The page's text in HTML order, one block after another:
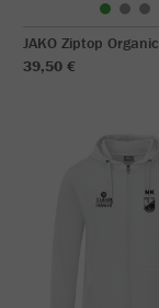
JAKO Ziptop Organic
39,50 €